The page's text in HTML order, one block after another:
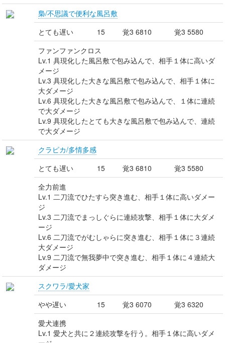
梟/不思議で便利な風呂敷
とても遅い
15 覚3 6810
覚3 5580
ファンファンクロス
Lv.1 具現化した風呂敷で包み込んで、相手１体に高いダ
メージ
Lv.3 具現化した大きな風呂敷で包み込んで、相手１体に
大ダメージ
Lv.6 具現化した大きな風呂敷で包み込んで、１体に連続
で大ダメージ
Lv.9 具現化したとても大きな風呂敷で包み込んで、連続
で大ダメージ
クラピカ/多情多感
とても遅い
15 覚3 6810
覚3 5580
全力前進
Lv.1 二刀流でひたすら突き進む、相手１体に高いダメー
ジ
Lv.3 二刀流でまっしぐらに連続攻撃、相手１体に大ダメ
ージ
Lv.6 二刀流でがむしゃらに突き進む、相手１体に３連続
大ダメージ
Lv.9 二刀流で無我夢中で突き進む、相手１体に４連続大
ダメージ
スクワラ/愛犬家
やや遅い
15 覚3 6070
覚3 6320
愛犬連携
Lv.1 愛犬と共に２連続攻撃を行う。相手１体に高いダメ